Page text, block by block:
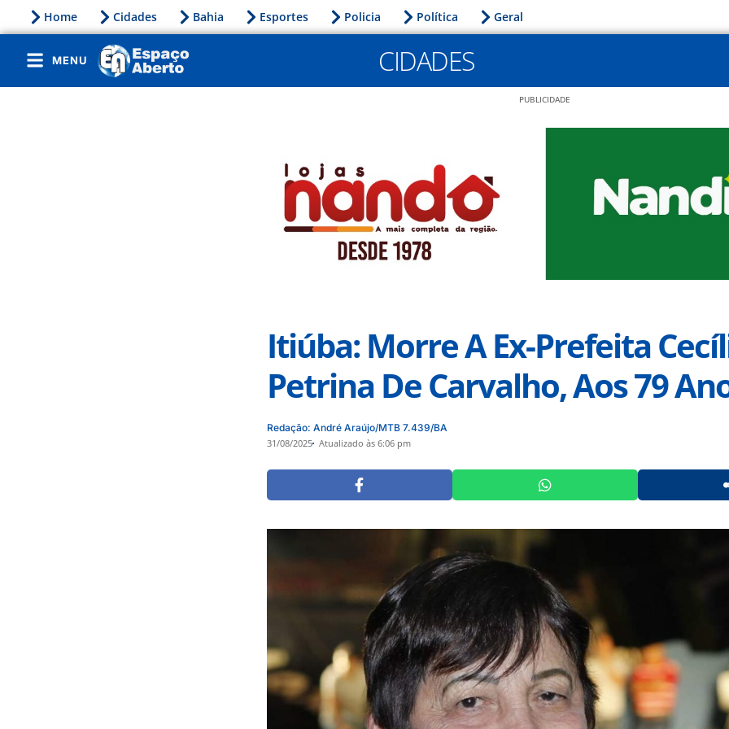
Home Cidades Bahia Esportes Policia Política Geral
MENU CIDADES
PUBLICIDADE
Itiúba: Morre A Ex-Prefeita
Petrina De Carvalho, Aos 79
Redação: André Araújo/MTB 7.439/BA
31/08/2025 Atualizado às 6:06 pm